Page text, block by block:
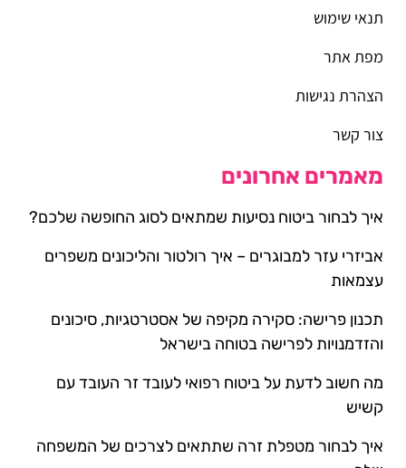
תנאי שימוש
מפת אתר
הצהרת נגישות
צור קשר
מאמרים אחרונים
איך לבחור ביטוח נסיעות שמתאים לסוג החופשה שלכם?
אביזרי עזר למבוגרים – איך רולטור והליכונים משפרים
עצמאות
תכנון פרישה: סקירה מקיפה של אסטרטגיות, סיכונים
והזדמנויות לפרישה בטוחה בישראל
מה חשוב לדעת על ביטוח רפואי לעובד זר העובד עם
קשיש
איך לבחור מטפלת זרה שתתאים לצרכים של המשפחה